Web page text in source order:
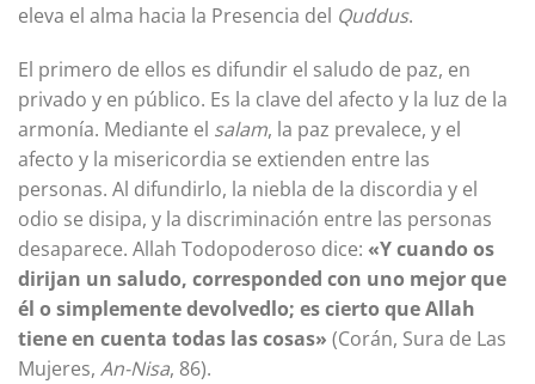
eleva el alma hacia la Presencia del Quddus.
El primero de ellos es difundir el saludo de paz, en
privado y en público. Es la clave del afecto y la luz de la
armonía. Mediante el salam, la paz prevalece, y el
afecto y la misericordia se extienden entre las
personas. Al difundirlo, la niebla de la discordia y el
odio se disipa, y la discriminación entre las personas
desaparece. Allah Todopoderoso dice: «Y cuando os
dirijan un saludo, corresponded con uno mejor que
él o simplemente devolvedlo; es cierto que Allah
tiene en cuenta todas las cosas» (Corán, Sura de Las
Mujeres, An-Nisa, 86).